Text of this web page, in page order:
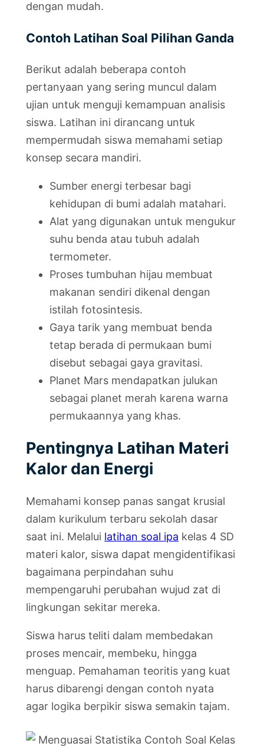
dengan mudah.
Contoh Latihan Soal Pilihan Ganda
Berikut adalah beberapa contoh
pertanyaan yang sering muncul dalam
ujian untuk menguji kemampuan analisis
siswa. Latihan ini dirancang untuk
mempermudah siswa memahami setiap
konsep secara mandiri.
Sumber energi terbesar bagi
kehidupan di bumi adalah matahari.
Alat yang digunakan untuk mengukur
suhu benda atau tubuh adalah
termometer.
Proses tumbuhan hijau membuat
makanan sendiri dikenal dengan
istilah fotosintesis.
Gaya tarik yang membuat benda
tetap berada di permukaan bumi
disebut sebagai gaya gravitasi.
Planet Mars mendapatkan julukan
sebagai planet merah karena warna
permukaannya yang khas.
Pentingnya Latihan Materi
Kalor dan Energi
Memahami konsep panas sangat krusial
dalam kurikulum terbaru sekolah dasar
saat ini. Melalui latihan soal ipa kelas 4 SD
materi kalor, siswa dapat mengidentifikasi
bagaimana perpindahan suhu
mempengaruhi perubahan wujud zat di
lingkungan sekitar mereka.
Siswa harus teliti dalam membedakan
proses mencair, membeku, hingga
menguap. Pemahaman teoritis yang kuat
harus dibarengi dengan contoh nyata
agar logika berpikir siswa semakin tajam.